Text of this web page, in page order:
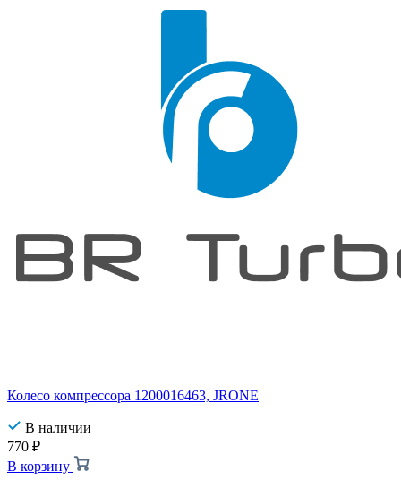
Колесо компрессора 1200016463, JRONE
В наличии
770 ₽
В корзину